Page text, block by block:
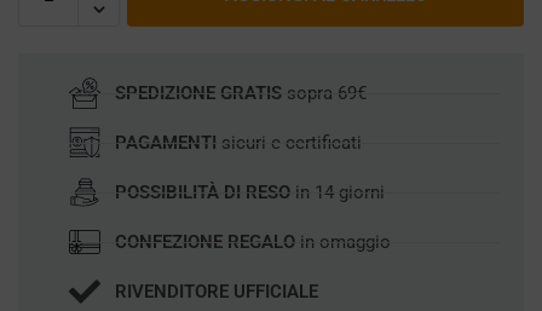
SPEDIZIONE GRATISsopra 69€
PAGAMENTI sicuri e certificati
POSSIBILITÀ DI RESO in 14 giorni
CONFEZIONE REGALOin omaggio
RIVENDITORE UFFICIALE